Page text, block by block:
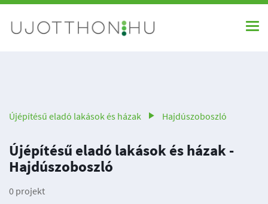
Újépítésű eladó lakások és házak Hajdúszoboszló
Újépítésű eladó lakások és házak -
Hajdúszoboszló
0 projekt